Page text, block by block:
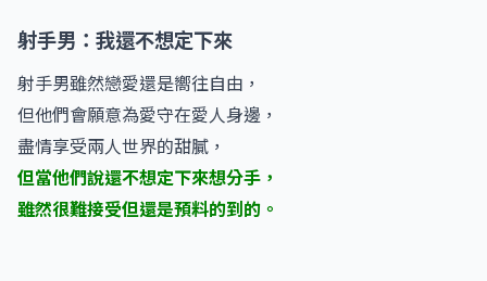
射手男：我還不想定下來
射手男雖然戀愛還是嚮往自由，
但他們會願意為愛守在愛人身邊，
盡情享受兩人世界的甜膩，
但當他們說還不想定下來想分手，
雖然很難接受但還是預料的到的。